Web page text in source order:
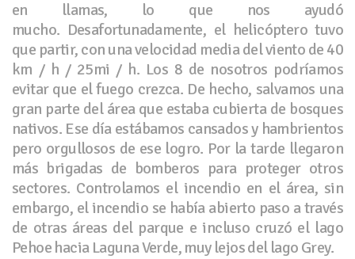
en llamas, lo que nos ayudó
mucho. Desafortunadamente, el helicóptero tuvo
que partir, con una velocidad media del viento de 40
km / h / 25mi / h. Los 8 de nosotros podríamos
evitar que el fuego crezca. De hecho, salvamos una
gran parte del área que estaba cubierta de bosques
nativos. Ese día estábamos cansados ​​y hambrientos
pero orgullosos de ese logro. Por la tarde llegaron
más brigadas de bomberos para proteger otros
sectores. Controlamos el incendio en el área, sin
embargo, el incendio se había abierto paso a través
de otras áreas del parque e incluso cruzó el lago
Pehoe hacia Laguna Verde, muy lejos del lago Grey.